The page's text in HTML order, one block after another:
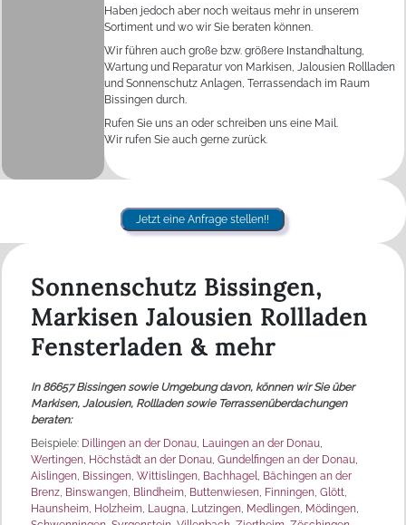
Haben jedoch aber noch weitaus mehr in unserem
Sortiment und wo wir Sie beraten können.
Wir führen auch große bzw. größere Instandhaltung,
Wartung und Reparatur von Markisen, Jalousien Rollladen
und Sonnenschutz Anlagen, Terrassendach im Raum
Bissingen durch.
Rufen Sie uns an oder schreiben uns eine Mail.
Wir rufen Sie auch gerne zurück.
Jetzt eine Anfrage stellen!!
Sonnenschutz Bissingen,
Markisen Jalousien Rollladen
Fensterladen & mehr
In 86657 Bissingen sowie Umgebung davon, können wir Sie über
Markisen, Jalousien, Rollladen sowie Terrassenüberdachungen
beraten:
Beispiele: Dillingen an der Donau Lauingen an der Donau
Wertingen Höchstädt an der Donau ,Gundelfingen an der Donau
Aislingen Bissingen ,Wittislingen Bachhagel
Bächingen an der
Brenz Binswangen Blindheim Buttenwiesen Finningen ,Glött
Haunsheim Holzheim Laugna Lutzingen Medlingen Mödingen